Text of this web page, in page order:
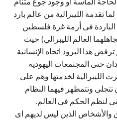
تقدمة الليبرالية من عالم بارد
فى أزمة غزة فلسطين
العالم الليبرالي) حيث
هذا البرود اتجاه الإنسانية
حتى المجتمعات اليهوديه
الليبرالية لخدمتها وهم على
وتتمظهر فيهما النظام
لنظم الحكم فى العالم.
والأشخاص الذين ليس لديهم اى